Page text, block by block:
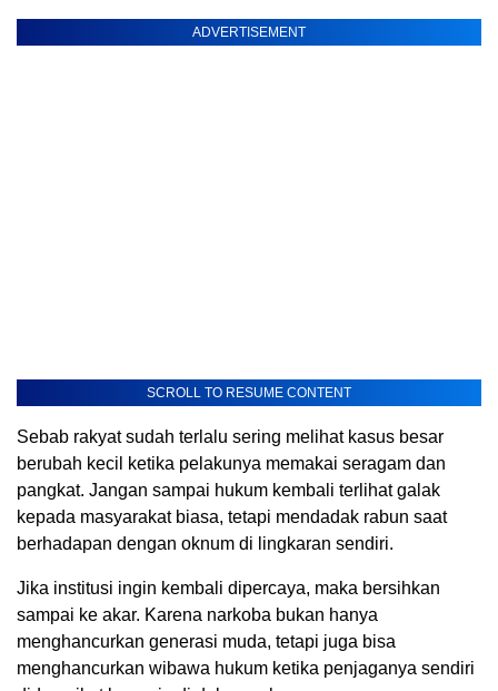
ADVERTISEMENT
SCROLL TO RESUME CONTENT
Sebab rakyat sudah terlalu sering melihat kasus besar
berubah kecil ketika pelakunya memakai seragam dan
pangkat. Jangan sampai hukum kembali terlihat galak
kepada masyarakat biasa, tetapi mendadak rabun saat
berhadapan dengan oknum di lingkaran sendiri.
Jika institusi ingin kembali dipercaya, maka bersihkan
sampai ke akar. Karena narkoba bukan hanya
menghancurkan generasi muda, tetapi juga bisa
menghancurkan wibawa hukum ketika penjaganya sendiri